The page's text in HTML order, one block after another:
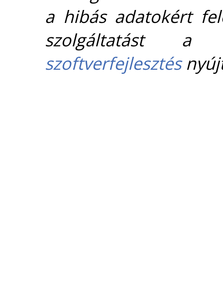
a hibás adatokért
szolgáltatást
szoftverfejlesztés